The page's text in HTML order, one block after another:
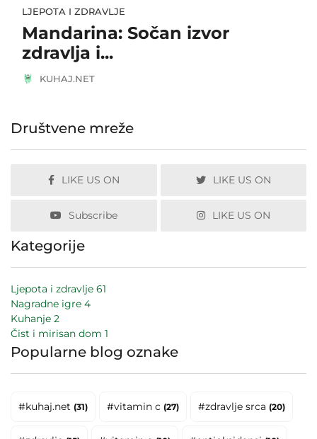
LJEPOTA I ZDRAVLJE
Mandarina: Sočan izvor
zdravlja i...
KUHAJ.NET
Društvene mreže
LIKE US ON LIKE US ON
Subscribe LIKE US ON
Kategorije
Ljepota i zdravlje 61
Nagradne igre 4
Kuhanje 2
Čist i mirisan dom 1
Popularne blog oznake
#kuhaj.net (31) #vitamin c (27) #zdravlje srca (20)